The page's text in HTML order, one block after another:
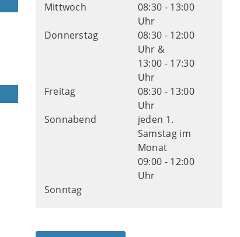
Mittwoch
08:30 - 13:00
Uhr
Donnerstag
08:30 - 12:00
Uhr &
13:00 - 17:30
Uhr
Freitag
08:30 - 13:00
Uhr
Sonnabend
jeden 1.
Samstag im
Monat
09:00 - 12:00
Uhr
Sonntag